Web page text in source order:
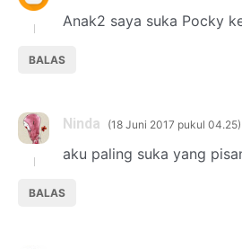
Anak2 saya suka Pocky
BALAS
Ninda 18 Juni 2017 pukul 04.25
aku paling suka yang
BALAS